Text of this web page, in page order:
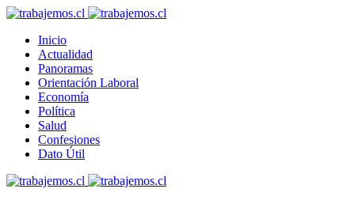
Inicio
Actualidad
Panoramas
Orientación Laboral
Economía
Política
Salud
Confesiones
Dato Útil